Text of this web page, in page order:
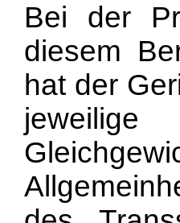
Bei der
diesem
hat der